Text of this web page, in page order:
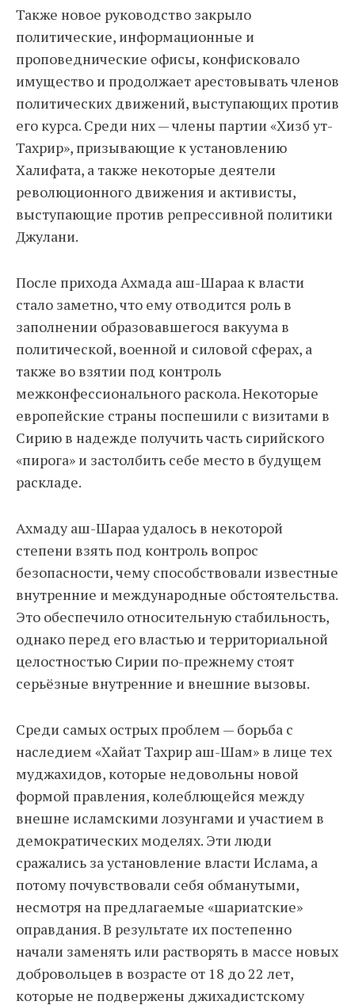
Также новое руководство закрыло
политические, информационные и
проповеднические офисы, конфисковало
имущество и продолжает арестовывать членов
политических движений, выступающих против
его курса. Среди них — члены партии «Хизб ут-
Тахрир», призывающие к установлению
Халифата, а также некоторые деятели
революционного движения и активисты,
выступающие против репрессивной политики
Джулани.
После прихода Ахмада аш-Шараа к власти
стало заметно, что ему отводится роль в
заполнении образовавшегося вакуума в
политической, военной и силовой сферах, а
также во взятии под контроль
межконфессионального раскола. Некоторые
европейские страны поспешили с визитами в
Сирию в надежде получить часть сирийского
«пирога» и застолбить себе место в будущем
раскладе.
Ахмаду аш-Шараа удалось в некоторой
степени взять под контроль вопрос
безопасности, чему способствовали известные
внутренние и международные обстоятельства.
Это обеспечило относительную стабильность,
однако перед его властью и территориальной
целостностью Сирии по-прежнему стоят
серьёзные внутренние и внешние вызовы.
Среди самых острых проблем — борьба с
наследием «Хайат Тахрир аш-Шам» в лице тех
муджахидов, которые недовольны новой
формой правления, колеблющейся между
внешне исламскими лозунгами и участием в
демократических моделях. Эти люди
сражались за установление власти Ислама, а
потому почувствовали себя обманутыми,
несмотря на предлагаемые «шариатские»
оправдания. В результате их постепенно
начали заменять или растворять в массе новых
добровольцев в возрасте от 18 до 22 лет,
которые не подвержены джихадистскому